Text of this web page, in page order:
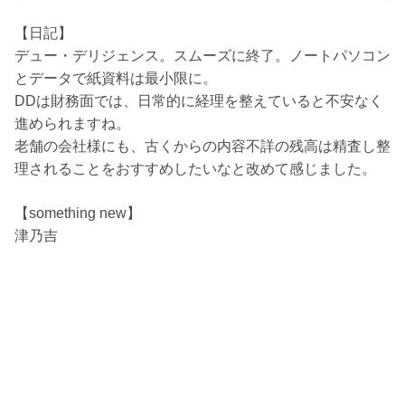
【日記】
デュー・デリジェンス。スムーズに終了。ノートパソコン
とデータで紙資料は最小限に。
DDは財務面では、日常的に経理を整えていると不安なく
進められますね。
老舗の会社様にも、古くからの内容不詳の残高は精査し整
理されることをおすすめしたいなと改めて感じました。
【something new】
津乃吉